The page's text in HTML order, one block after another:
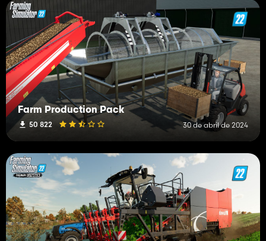
Farm Production Pack
50 822 30 de abril de 2024